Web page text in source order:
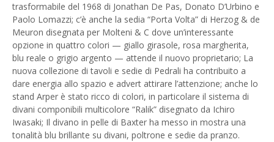
trasformabile del 1968 di Jonathan De Pas, Donato D’Urbino e
Paolo Lomazzi; c’è anche la sedia “Porta Volta” di Herzog & de
Meuron disegnata per Molteni & C dove un’interessante
opzione in quattro colori — giallo girasole, rosa margherita,
blu reale o grigio argento — attende il nuovo proprietario; La
nuova collezione di tavoli e sedie di Pedrali ha contribuito a
dare energia allo spazio e advert attirare l’attenzione; anche lo
stand Arper è stato ricco di colori, in particolare il sistema di
divani componibili multicolore “Ralik” disegnato da Ichiro
Iwasaki; Il divano in pelle di Baxter ha messo in mostra una
tonalità blu brillante su divani, poltrone e sedie da pranzo.